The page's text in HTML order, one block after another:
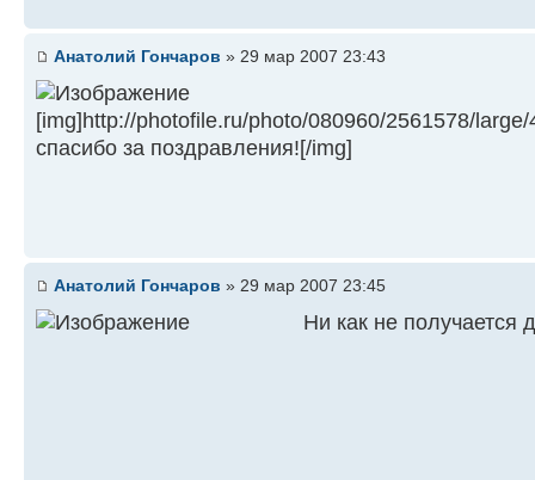
Анатолий Гончаров » 29 мар 2007 23:43
[img]http://photofile.ru/photo/080960/2561578/
спасибо за поздравления![/img]
Анатолий Гончаров » 29 мар 2007 23:45
Ни как не получается